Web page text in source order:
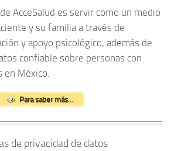
AcceSalud es servir como un medio
y su familia a través de
y apoyo psicológico, además de
confiable sobre personas con
en México.
Para saber más…
de privacidad de datos